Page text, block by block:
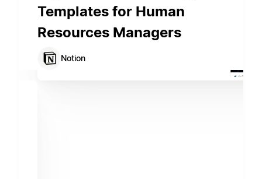
Templates for Human
Resources Managers
Notion